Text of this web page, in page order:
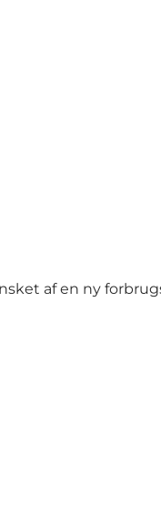
af en ny